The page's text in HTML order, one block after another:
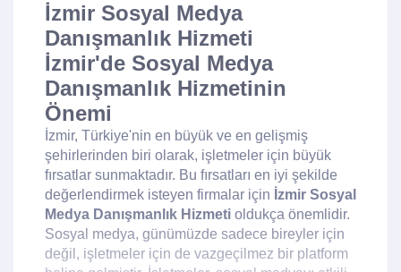
İzmir Sosyal Medya
Danışmanlık Hizmeti
İzmir'de Sosyal Medya
Danışmanlık Hizmetinin
Önemi
İzmir, Türkiye'nin en büyük ve en gelişmiş
şehirlerinden biri olarak, işletmeler için büyük
fırsatlar sunmaktadır. Bu fırsatları en iyi şekilde
değerlendirmek isteyen firmalar için İzmir Sosyal
Medya Danışmanlık Hizmeti oldukça önemlidir.
Sosyal medya, günümüzde sadece bireyler için
değil, işletmeler için de vazgeçilmez bir platform